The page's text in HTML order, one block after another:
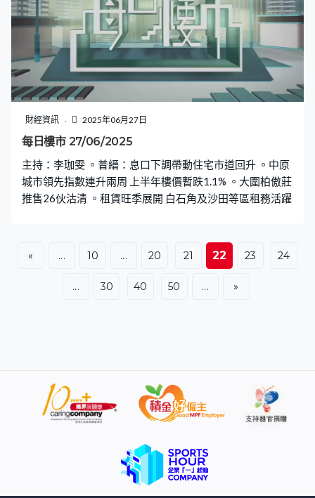
財經資訊 2025年06月27日
每日樓市 27/06/2025
主持：李珈雯 。普縉：息口下調帶動住宅市道回升 。中原
城市領先指數連升兩周 上半年樓價暫跌1.1% 。大圍柏傲莊
推售26伙沽清 。租賃旺季展開 白石角及沙田等區租務活躍
« ... 10 ... 20 21 22 23 24
... 30 40 50 ... »